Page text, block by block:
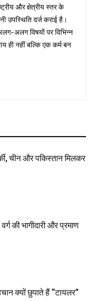
और क्षेत्रीय स्तर के
उपस्थिति दर्ज कराई है।
अलग विषयों पर विभिन्न
ही नहीं बल्कि एक कर्म बन
चीन और पकिस्तान मिलकर
की भागीदारी और प्रमाण
क्यों छुपाते हैं “टायलर”